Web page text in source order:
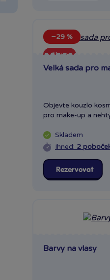
−29 %
Sleva
Novinka
Velká sada pro
Objevte kouzlo
pro make-up a
Skladem
Ihned: 2
Rezervovat
Barvy na vlasy